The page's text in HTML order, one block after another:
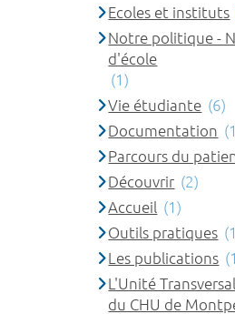
Ecoles et instituts
Notre politique -
d'école
(1)
Vie étudiante (6)
Documentation
Parcours du
Découvrir (2)
Accueil (1)
Outils pratiques
Les publications
L'Unité
du CHU de